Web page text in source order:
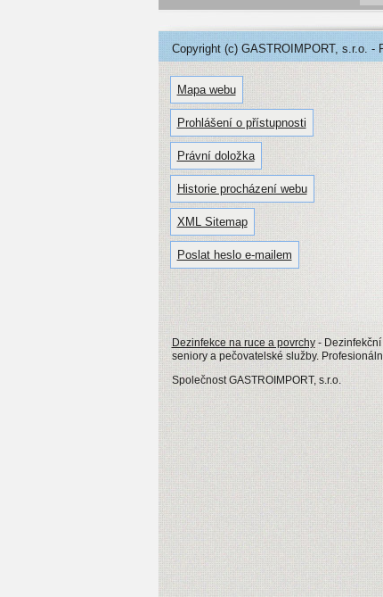
Copyright (c) GASTROIMPORT, s.r.o. -
Mapa webu
Prohlášení o přístupnosti
Právní doložka
Historie procházení webu
XML Sitemap
Poslat heslo e-mailem
Dezinfekce na ruce a povrchy -
seniory a pečovatelské služby.
Společnost GASTROIMPORT, s.r.o.